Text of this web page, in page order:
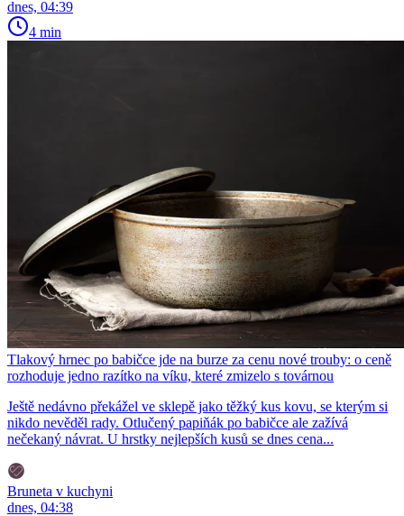
dnes, 04:39
4 min
Tlakový hrnec po babičce jde na burze za cenu nové trouby: o ceně
rozhoduje jedno razítko na víku, které zmizelo s továrnou
Ještě nedávno překážel ve sklepě jako těžký kus kovu, se kterým si
nikdo nevěděl rady. Otlučený papiňák po babičce ale zažívá
nečekaný návrat. U hrstky nejlepších kusů se dnes cena...
Bruneta v kuchyni
dnes, 04:38